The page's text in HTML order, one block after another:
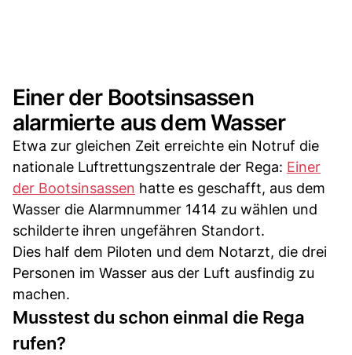
Einer der Bootsinsassen
alarmierte aus dem Wasser
Etwa zur gleichen Zeit erreichte ein Notruf die
nationale Luftrettungszentrale der Rega: Einer
der Bootsinsassen hatte es geschafft, aus dem
Wasser die Alarmnummer 1414 zu wählen und
schilderte ihren ungefähren Standort.
Dies half dem Piloten und dem Notarzt, die drei
Personen im Wasser aus der Luft ausfindig zu
machen.
Musstest du schon einmal die Rega
rufen?